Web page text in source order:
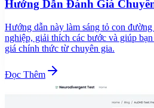
Hướng Dẫn Đánh Giá
Hướng dẫn này làm sáng tỏ con
nghiệp, giải thích các bước và giúp
giá chính thức từ chuyên gia.
Đọc Thêm